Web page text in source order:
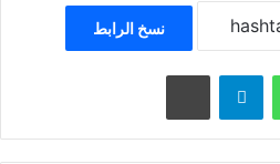
نسخ الرابط
واتساب تيلقرام مشاركة عبر البريد